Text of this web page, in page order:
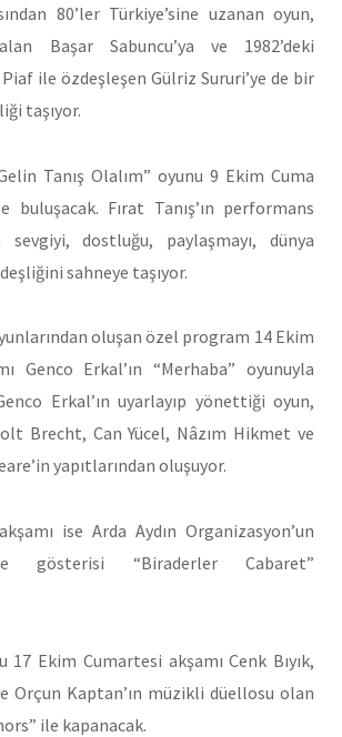
80’ler Türkiye’sine uzanan oyun,
Başar Sabuncu’ya ve 1982’deki
ile özdeşleşen Gülriz Sururi’ye de bir
taşıyor.
Tanış Olalım” oyunu 9 Ekim Cuma
buluşacak. Fırat Tanış’ın performans
dostluğu, paylaşmayı, dünya
sahneye taşıyor.
oluşan özel program 14 Ekim
Genco Erkal’ın “Merhaba” oyunuyla
Erkal’ın uyarlayıp yönettiği oyun,
Brecht, Can Yücel, Nâzım Hikmet ve
yapıtlarından oluşuyor.
ise Arda Aydın Organizasyon’un
gösterisi “Biraderler Cabaret”
17 Ekim Cumartesi akşamı Cenk Bıyık,
Orçun Kaptan’ın müzikli düellosu olan
ile kapanacak.